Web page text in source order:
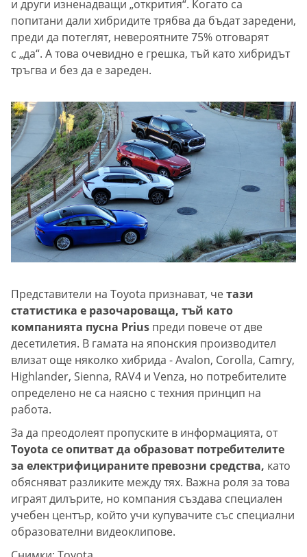
и други изненадващи „открития“. Когато са
попитани дали хибридите трябва да бъдат заредени,
преди да потеглят, невероятните 75% отговарят
с „да“. А това очевидно е грешка, тъй като хибридът
тръгва и без да е зареден.
Представители на Toyota признават, четази
статистика е разочароваща, тъй като
компанията пусна Prius преди повече от две
десетилетия. В гамата на японския производител
влизат още няколко хибрида - Avalon, Corolla, Camry,
Highlander, Sienna, RAV4 и Venza, но потребителите
определено не са наясно с техния принцип на
работа.
За да преодолеят пропуските в информацията, от
Toyota се опитват да образоват потребителите
за електрифицираните превозни средства, като
обясняват разликите между тях. Важна роля за това
играят дилърите, но компания създава специален
учебен център, който учи купувачите със специални
образователни видеоклипове.